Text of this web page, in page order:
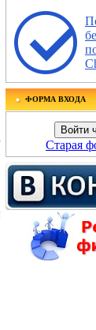
ФОРМА ВХОДА
Войти
Старая